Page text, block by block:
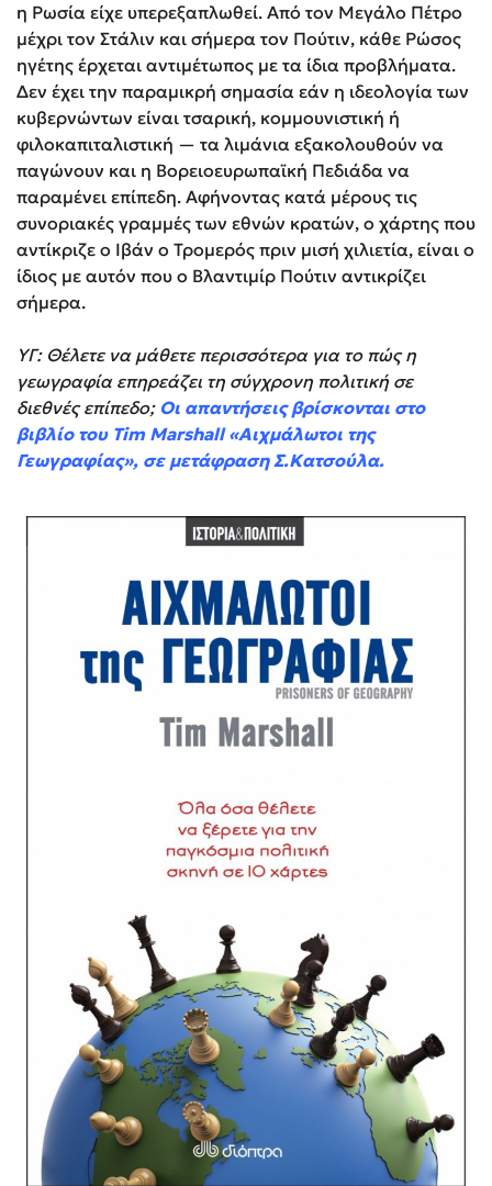
η Ρωσία είχε υπερεξαπλωθεί. Από τον Μεγάλο Πέτρο
μέχρι τον Στάλιν και σήμερα τον Πούτιν, κάθε Ρώσος
ηγέτης έρχεται αντιμέτωπος με τα ίδια προβλήματα.
Δεν έχει την παραμικρή σημασία εάν η ιδεολογία των
κυβερνώντων είναι τσαρική, κομμουνιστική ή
φιλοκαπιταλιστική — τα λιμάνια εξακολουθούν να
παγώνουν και η Βορειοευρωπαϊκή Πεδιάδα να
παραμένει επίπεδη. Αφήνοντας κατά μέρους τις
συνοριακές γραμμές των εθνών κρατών, ο χάρτης που
αντίκριζε ο Ιβάν ο Τρομερός πριν μισή χιλιετία, είναι ο
ίδιος με αυτόν που ο Βλαντιμίρ Πούτιν αντικρίζει
σήμερα.
ΥΓ: Θέλετε να μάθετε περισσότερα για το πώς η
γεωγραφία επηρεάζει τη σύγχρονη πολιτική σε
διεθνές επίπεδο; Οι απαντήσεις βρίσκονται στο
βιβλίο του Tim Marshall «Αιχμάλωτοι της
Γεωγραφίας», σε μετάφραση Σ.Κατσούλα.